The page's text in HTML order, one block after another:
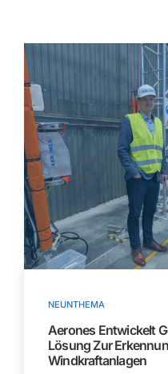
NEUNTHEMA
Aerones Entwickelt
Lösung Zur
Windkraftanlagen